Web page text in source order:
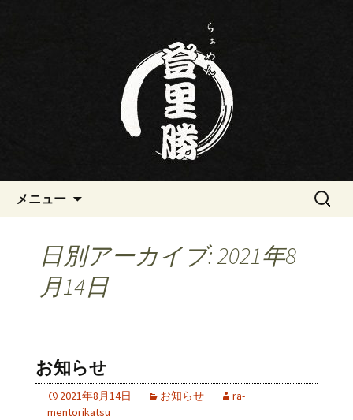
三重・桑名の寿司・ラーメン屋
らぁめん登里勝(とりかつ)のブ
ん登里勝(とりかつ)のブログです
メニュー
検
日別アーカイブ: 2021年8
月14日
お知らせ
2021年8月14日 お知らせ
ra-
mentorikatsu